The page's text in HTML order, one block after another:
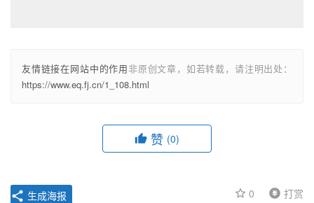
友情链接在网站中的作用非原创文章，如若转载，请注明出处：
https://www.eq.fj.cn/1_108.html
赞 (0)
0 打赏
生成海报